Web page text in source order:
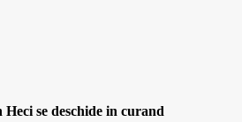
se deschide in curand